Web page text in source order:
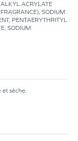
ACRYLATE
SODIUM
PENTAERYTHRITYL
SODIUM
et sèche.